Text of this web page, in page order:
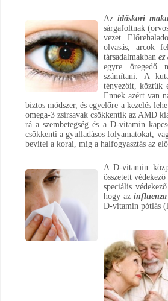
Az időskori
sárgafoltnak
vezet.
olvasás, arcok
társadalmakbanez
egyre öregedő
számítani. A
tényezőit, köztük
Ennek azért van
biztos módszer, és egyelőre a kezelés
omega-3 zsírsavak csökkentik az AMD
rá a szembetegség és a D-vitamin
csökkenti a gyulladásos folyamatokat,
bevitel a korai, míg a halfogyasztás az
A D-vitamin
összetett
speciális
hogy az influenza
D-vitamin pótlás